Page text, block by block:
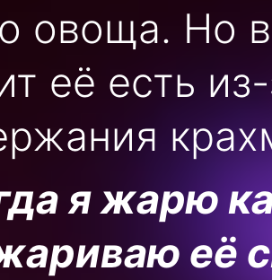
овоща. Но
её есть
я жарю
её